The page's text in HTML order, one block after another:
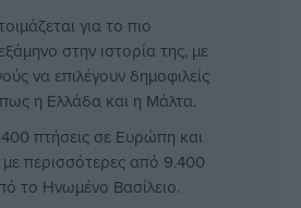
για το πιο
στην ιστορία της, με
να επιλέγουν δημοφιλείς
η Ελλάδα και η Μάλτα.
πτήσεις σε Ευρώπη και
περισσότερες από 9.400
το Ηνωμένο Βασίλειο.